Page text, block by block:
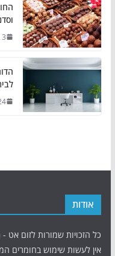
3 במאי 2025
24
אודות
כל הזכויות שמורות לזום אט
אין לעשות שימוש בחומרים